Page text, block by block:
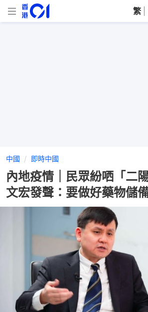
繁
中國 即時中國
內地疫情｜民眾紛哂「二
文宏發聲：要做好藥物儲